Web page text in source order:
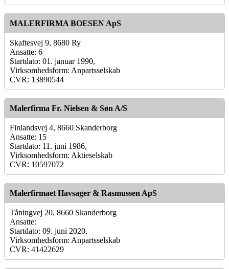
MALERFIRMA BOESEN ApS
Skaftesvej 9, 8680 Ry
Ansatte: 6
Startdato: 01. januar 1990,
Virksomhedsform: Anpartsselskab
CVR: 13890544
Malerfirma Fr. Nielsen & Søn A/S
Finlandsvej 4, 8660 Skanderborg
Ansatte: 15
Startdato: 11. juni 1986,
Virksomhedsform: Aktieselskab
CVR: 10597072
Malerfirmaet Havsager & Rasmussen ApS
Tåningvej 20, 8660 Skanderborg
Ansatte:
Startdato: 09. juni 2020,
Virksomhedsform: Anpartsselskab
CVR: 41422629